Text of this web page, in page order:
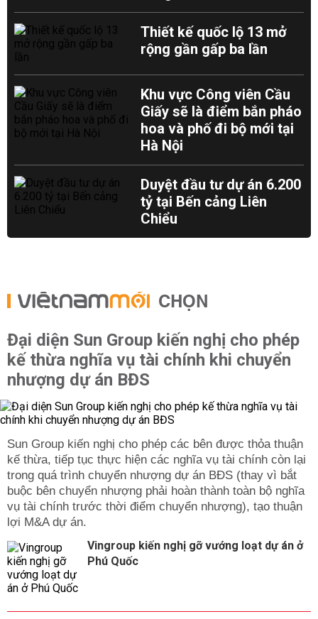
Thiết kế quốc lộ 13 mở
rộng gần gấp ba lần
Khu vực Công viên Cầu
Giấy sẽ là điểm bắn pháo
hoa và phố đi bộ mới tại
Hà Nội
Duyệt đầu tư dự án 6.200
tỷ tại Bến cảng Liên
Chiểu
CHỌN
Đại diện Sun Group kiến nghị cho phép
kế thừa nghĩa vụ tài chính khi chuyển
nhượng dự án BĐS
Sun Group kiến nghị cho phép các bên được thỏa thuận
kế thừa, tiếp tục thực hiện các nghĩa vụ tài chính còn lại
trong quá trình chuyển nhượng dự án BĐS (thay vì bắt
buộc bên chuyển nhượng phải hoàn thành toàn bộ nghĩa
vụ tài chính trước thời điểm chuyển nhượng), tạo thuận
lợi M&A dự án.
Vingroup kiến nghị gỡ vướng loạt dự án ở
Phú Quốc